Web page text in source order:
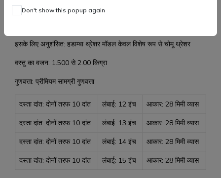
Don't show this popup again
Description
इसके लिए अनुशंसित: हडाम्बा थ्रेशर मॉडल केवल विशेष रूप से चोमू थ्रेशर
वस्तु का वजन: 1.500 से 2.00 किग्रा
गुणवत्ता: प्रीमियम सामग्री गुणवत्ता
दस्ता दांत: दोनों तरफ 10 दांत लंबाई: 12 इंच आकार: 28 मिमी व्यास
दस्ता दांत: दोनों तरफ 10 दांत लंबाई: 13 इंच आकार: 28 मिमी व्यास
दस्ता दांत: दोनों तरफ 10 दांत लंबाई: 14 इंच आकार: 28 मिमी व्यास
दस्ता दांत: दोनों तरफ 10 दांत लंबाई: 15 इंच आकार: 28 मिमी व्यास